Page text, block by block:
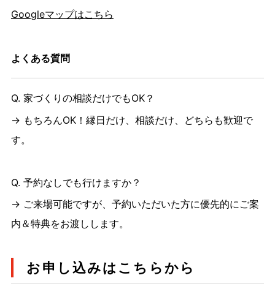
Googleマップはこちら
よくある質問
Q. 家づくりの相談だけでもOK？
→ もちろんOK！縁日だけ、相談だけ、どちらも歓迎で
す。
Q. 予約なしでも行けますか？
→ ご来場可能ですが、予約いただいた方に優先的にご案
内＆特典をお渡しします。
お申し込みはこちらから